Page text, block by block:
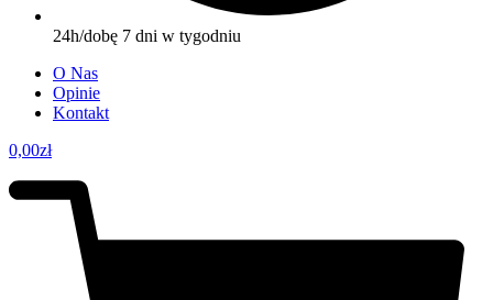
24h/dobę 7 dni w tygodniu
O Nas
Opinie
Kontakt
0,00zł